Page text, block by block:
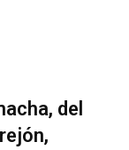
del